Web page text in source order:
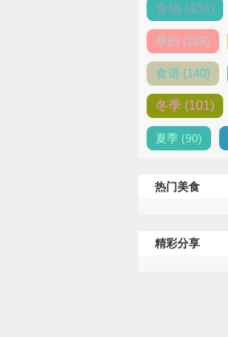
食物 (434)
孕妇 (188)
食谱 (140)
冬季 (101)
夏季 (90)
热门美食
精彩分享